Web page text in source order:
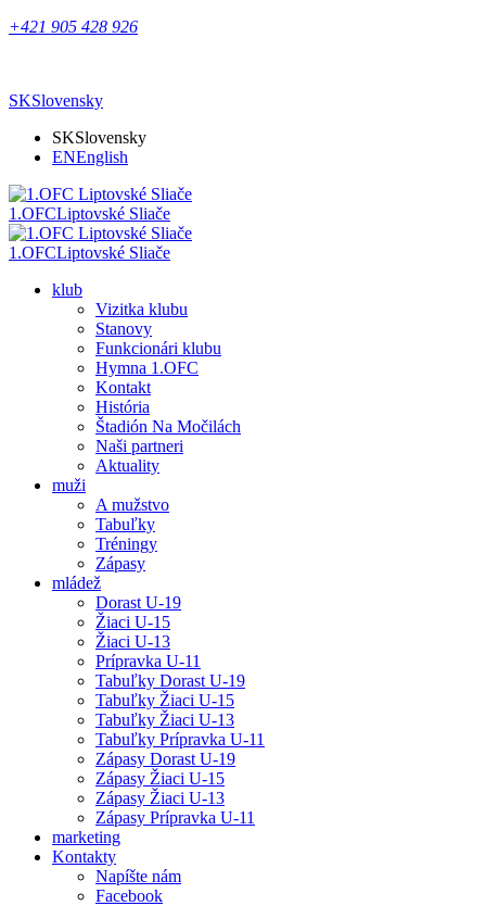
+421 905 428 926
SKSlovensky
SKSlovensky
ENEnglish
1.OFCLiptovské Sliače
1.OFCLiptovské Sliače
klub
Vizitka klubu
Stanovy
Funkcionári klubu
Hymna 1.OFC
Kontakt
História
Štadión Na Močilách
Naši partneri
Aktuality
muži
A mužstvo
Tabuľky
Tréningy
Zápasy
mládež
Dorast U-19
Žiaci U-15
Žiaci U-13
Prípravka U-11
Tabuľky Dorast U-19
Tabuľky Žiaci U-15
Tabuľky Žiaci U-13
Tabuľky Prípravka U-11
Zápasy Dorast U-19
Zápasy Žiaci U-15
Zápasy Žiaci U-13
Zápasy Prípravka U-11
marketing
Kontakty
Napíšte nám
Facebook